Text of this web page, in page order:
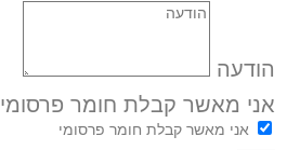
הודעה
אני מאשר קבלת חומר פרסומי
אני מאשר קבלת חומר פרסומי